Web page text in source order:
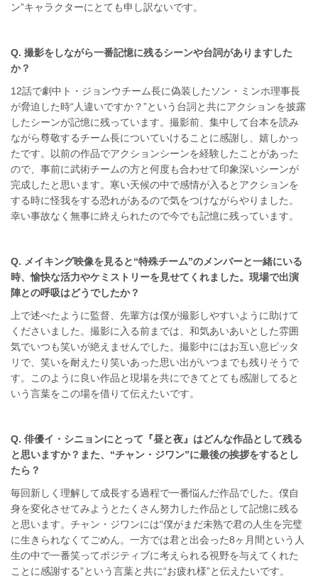
ン”キャラクターにとても申し訳ないです。
Q. 撮影をしながら一番記憶に残るシーンや台詞がありますした
か？
12話で劇中ト・ジョンウチーム長に偽装したソン・ミンホ理事長
が脅迫した時“人違いですか？”という台詞と共にアクションを披露
したシーンが記憶に残っています。撮影前、集中して台本を読み
ながら尊敬するチーム長についていけることに感謝し、嬉しかっ
たです。以前の作品でアクションシーンを経験したことがあった
ので、事前に武術チームの方と何度も合わせて印象深いシーンが
完成したと思います。寒い天候の中で感情が入るとアクションを
する時に怪我をする恐れがあるので気をつけながらやりました。
幸い事故なく無事に終えられたので今でも記憶に残っています。
Q. メイキング映像を見ると“特殊チーム”のメンバーと一緒にいる
時、愉快な活力やケミストリーを見せてくれました。現場で出演
陣との呼吸はどうでしたか？
上で述べたように監督、先輩方は僕が撮影しやすいように助けて
くださいました。撮影に入る前までは、和気あいあいとした雰囲
気でいつも笑いが絶えませんでした。撮影中にはお互い息ピッタ
リで、笑いを耐えたり笑いあった思い出がいつまでも残りそうで
す。このように良い作品と現場を共にできてとても感謝してると
いう言葉をこの場を借りて伝えたいです。
Q. 俳優イ・シニョンにとって『昼と夜』はどんな作品として残る
と思いますか？また、“チャン・ジワン”に最後の挨拶をするとし
たら？
毎回新しく理解して成長する過程で一番悩んだ作品でした。僕自
身を変化させてみようとたくさん努力した作品として記憶に残る
と思います。チャン・ジワンには“僕がまだ未熟で君の人生を完璧
に生きられなくてごめん。一方では君と出会った8ヶ月間という人
生の中で一番笑ってポジティブに考えられる視野を与えてくれた
ことに感謝する”という言葉と共に“お疲れ様”と伝えたいです。